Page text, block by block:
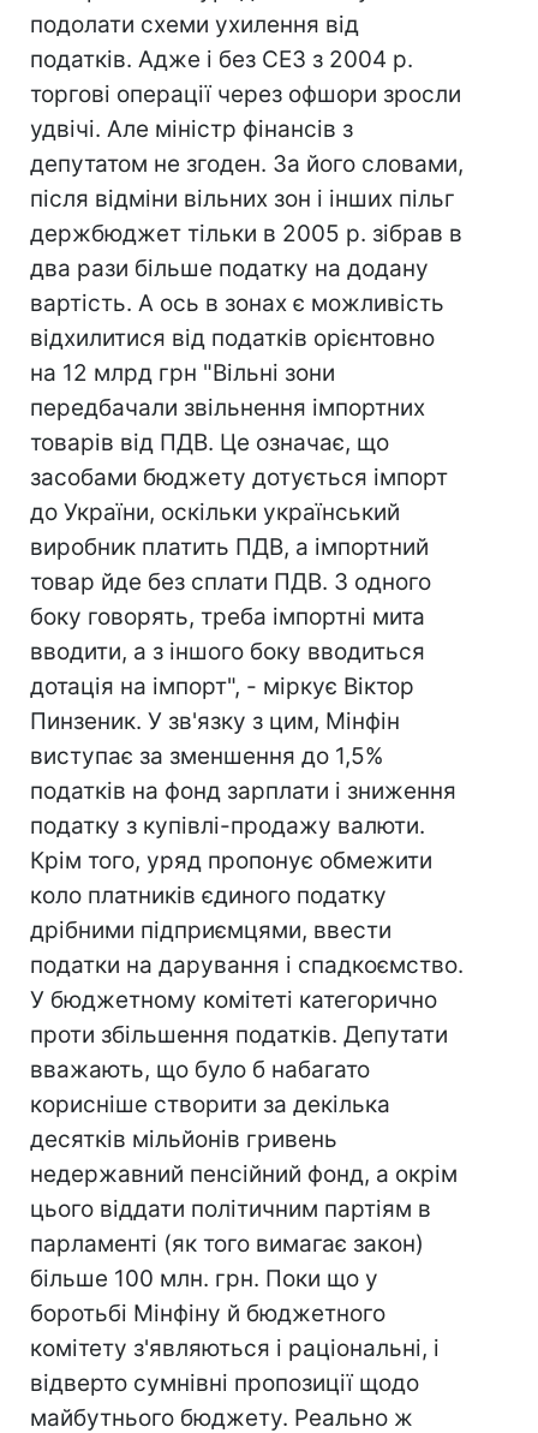
подолати схеми ухилення від
податків. Адже і без СЕЗ з 2004 р.
торгові операції через офшори зросли
удвічі. Але міністр фінансів з
депутатом не згоден. За його словами,
після відміни вільних зон і інших пільг
держбюджет тільки в 2005 р. зібрав в
два рази більше податку на додану
вартість. А ось в зонах є можливість
відхилитися від податків орієнтовно
на 12 млрд грн "Вільні зони
передбачали звільнення імпортних
товарів від ПДВ. Це означає, що
засобами бюджету дотується імпорт
до України, оскільки український
виробник платить ПДВ, а імпортний
товар йде без сплати ПДВ. З одного
боку говорять, треба імпортні мита
вводити, а з іншого боку вводиться
дотація на імпорт", - міркує Віктор
Пинзеник. У зв'язку з цим, Мінфін
виступає за зменшення до 1,5%
податків на фонд зарплати і зниження
податку з купівлі-продажу валюти.
Крім того, уряд пропонує обмежити
коло платників єдиного податку
дрібними підприємцями, ввести
податки на дарування і спадкоємство.
У бюджетному комітеті категорично
проти збільшення податків. Депутати
вважають, що було б набагато
корисніше створити за декілька
десятків мільйонів гривень
недержавний пенсійний фонд, а окрім
цього віддати політичним партіям в
парламенті (як того вимагає закон)
більше 100 млн. грн. Поки що у
боротьбі Мінфіну й бюджетного
комітету з'являються і раціональні, і
відверто сумнівні пропозиції щодо
майбутнього бюджету. Реально ж